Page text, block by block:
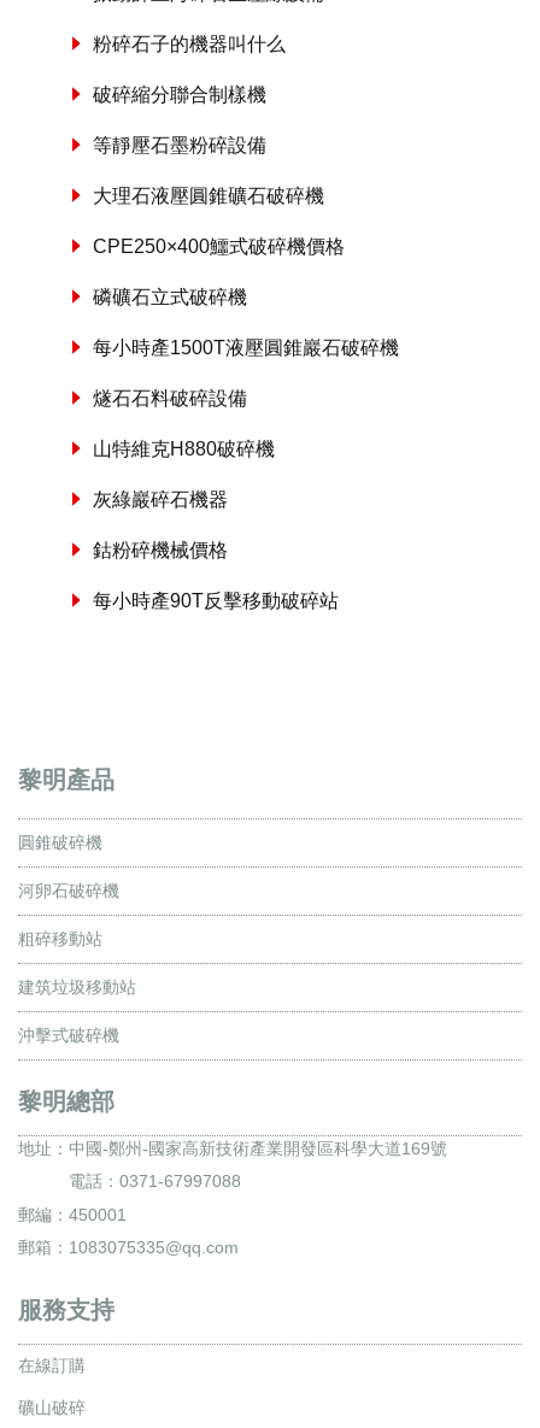
粉碎石子的機器叫什么
破碎縮分聯合制樣機
等靜壓石墨粉碎設備
大理石液壓圓錐礦石破碎機
CPE250×400鱷式破碎機價格
磷礦石立式破碎機
每小時產1500T液壓圓錐巖石破碎機
燧石石料破碎設備
山特維克H880破碎機
灰綠巖碎石機器
鈷粉碎機械價格
每小時產90T反擊移動破碎站
黎明產品
圓錐破碎機
河卵石破碎機
粗碎移動站
建筑垃圾移動站
沖擊式破碎機
黎明總部
地址： 中國-鄭州-國家高新技術產業開發區科學大道169號
電話：0371-67997088
郵編：450001
郵箱：1083075335@qq.com
服務支持
在線訂購
礦山破碎